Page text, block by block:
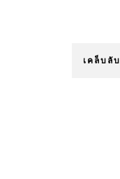
เคล็บลับ